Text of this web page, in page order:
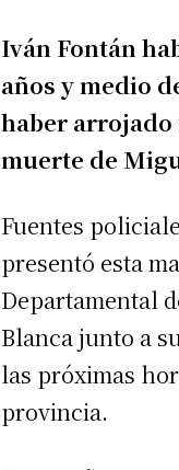
Iván Fontán
años y medio
haber arrojado
muerte de
Fuentes
presentó esta
Departamental
Blanca junto a
las próximas
provincia.